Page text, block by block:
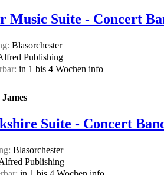
Music Suite - Concert
Blasorchester
Publishing
in 1 bis 4 Wochen info
Suite - Concert
Blasorchester
Publishing